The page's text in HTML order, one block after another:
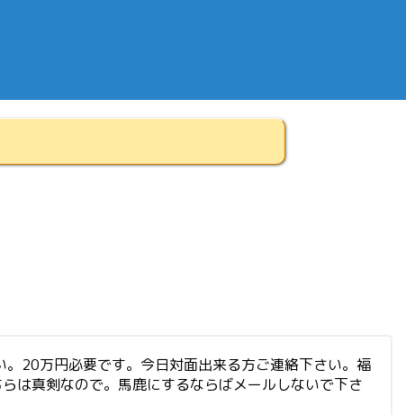
20万円必要です。今日対面出来る方ご連絡下さい。福
は真剣なので。馬鹿にするならばメールしないで下さ